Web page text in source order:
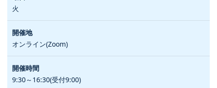
火
オンライン(Zoom)
9:30～16:30(受付9:00)